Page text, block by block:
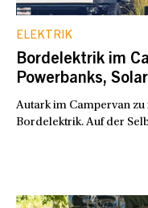
ELEKTRIK
Bordelektrik im
Powerbanks,
Autark im Campervan
Bordelektrik. Auf der